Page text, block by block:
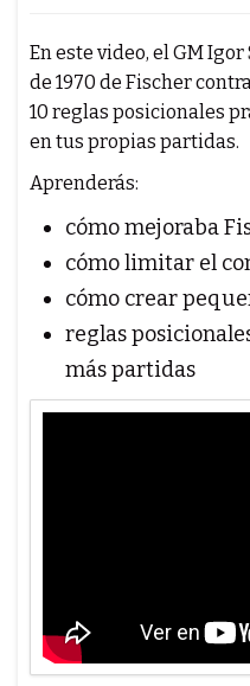
En este video, el GM
de 1970 de Fischer
10 reglas posicionales
en tus propias partidas.
Aprenderás:
cómo mejoraba
cómo limitar el
cómo crear
reglas
más partidas